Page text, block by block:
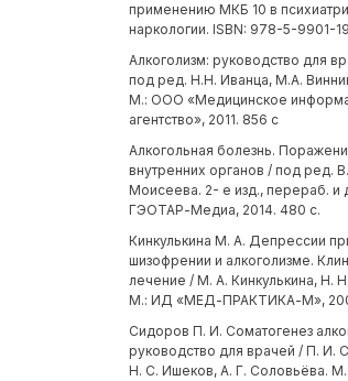
применению МКБ 10 в
наркологии. ISBN: 978-5-9901-
Алкоголизм: руководство для
под ред. Н.Н. Иванца, М.А.
М.: ООО «Медицинское
агентство», 2011. 856 с
Алкогольная болезнь.
внутренних органов / под ред.
Моисеева. 2- е изд., перераб. и
ГЭОТАР-Медиа, 2014. 480 с.
Кинкулькина М. А. Депрессии
шизофрении и алкоголизме.
лечение / М. А. Кинкулькина, Н.
М.: ИД «МЕД-ПРАКТИКА-М»,
Сидоров П. И. Соматогенез
руководство для врачей / П. И.
Н. С. Ишеков, А. Г. Соловьёва. М.: